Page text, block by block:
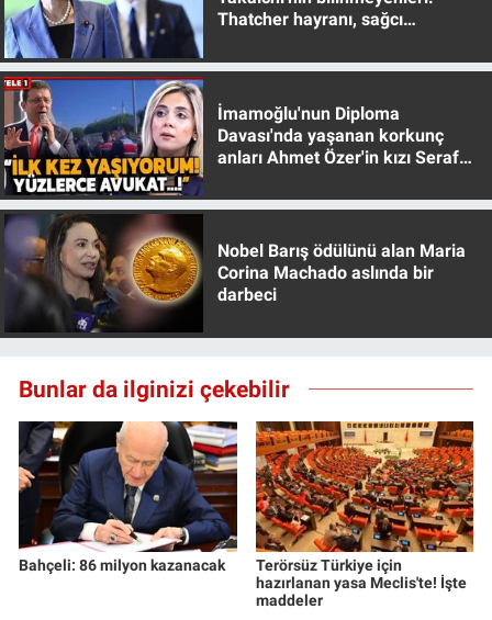
Thatcher hayranı, sağcı
İmamoğlu'nun Diploma
Davası'nda yaşanan korkunç
anları Ahmet Özer'in kızı Seraf
Nobel Barış ödülünü alan Maria
Corina Machado aslında bir
darbeci
Bunlar da ilginizi çekebilir
Bahçeli: 86 milyon kazanacak
Terörsüz Türkiye için
hazırlanan yasa Meclis'te! İşte
maddeler